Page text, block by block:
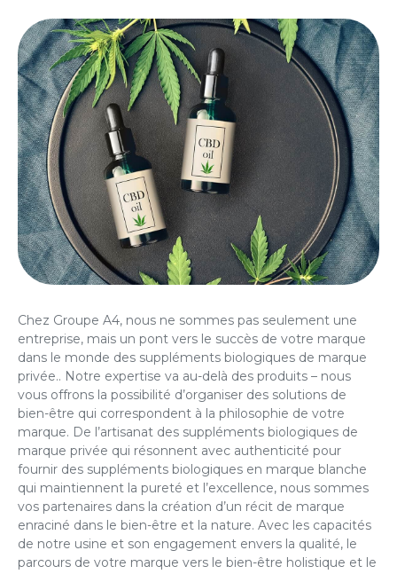
Chez Groupe A4, nous ne sommes pas seulement une
entreprise, mais un pont vers le succès de votre marque
dans le monde des suppléments biologiques de marque
privée.. Notre expertise va au-delà des produits – nous
vous offrons la possibilité d’organiser des solutions de
bien-être qui correspondent à la philosophie de votre
marque. De l’artisanat des suppléments biologiques de
marque privée qui résonnent avec authenticité pour
fournir des suppléments biologiques en marque blanche
qui maintiennent la pureté et l’excellence, nous sommes
vos partenaires dans la création d’un récit de marque
enraciné dans le bien-être et la nature. Avec les capacités
de notre usine et son engagement envers la qualité, le
parcours de votre marque vers le bien-être holistique et le